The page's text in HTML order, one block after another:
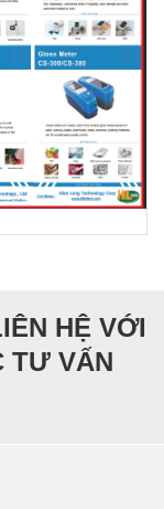
HỆ VỚI
TƯ VẤN